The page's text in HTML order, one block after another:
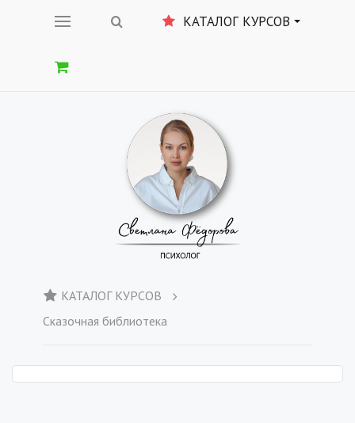
КАТАЛОГ КУРСОВ
КАТАЛОГ КУРСОВ
Сказочная библиотека